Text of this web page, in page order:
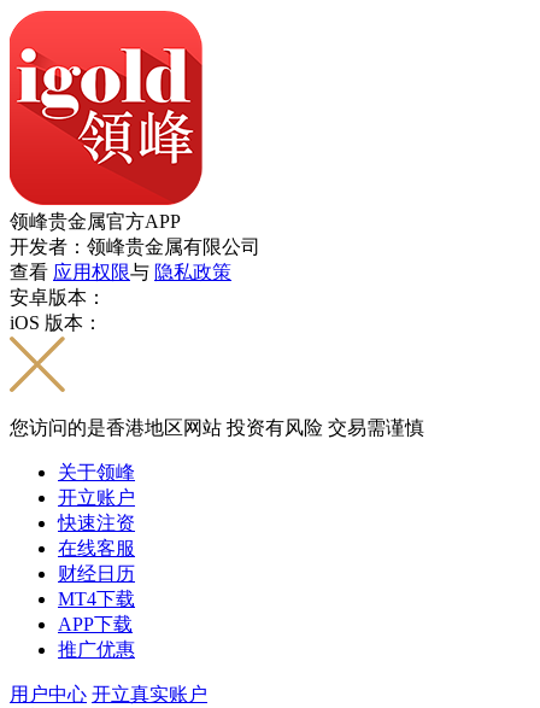
领峰贵金属官方APP
开发者：领峰贵金属有限公司
查看 应用权限与 隐私政策
安卓版本：
iOS 版本：
您访问的是香港地区网站 投资有风险 交易需谨慎
关于领峰
开立账户
快速注资
在线客服
财经日历
MT4下载
APP下载
推广优惠
用户中心 开立真实账户